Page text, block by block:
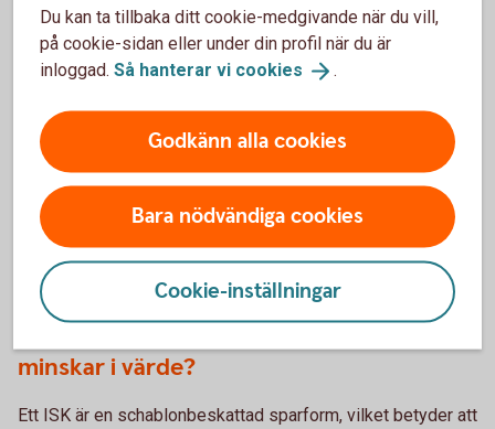
av kontoinnehavaren under året
4. Värdet av finansiella instrument som överförts från någon
Kapitalunderlaget multipliceras med statslåneräntan den 30
november året före och du får därmed en schablonintäkt
som beskattas med 30 procent.
Skatteverket har en e-tjänst för beräkning av schablonintäkt
på ISK.Länk
minskar i värde?
Ett ISK är en schablonbeskattad sparform, vilket betyder att
Du kan ta tillbaka ditt cookie-medgivande när du vill,
på cookie-sidan eller under din profil när du är
inloggad. Så hanterar vi cookies .
Godkänn alla cookies
Bara nödvändiga cookies
Cookie-inställningar